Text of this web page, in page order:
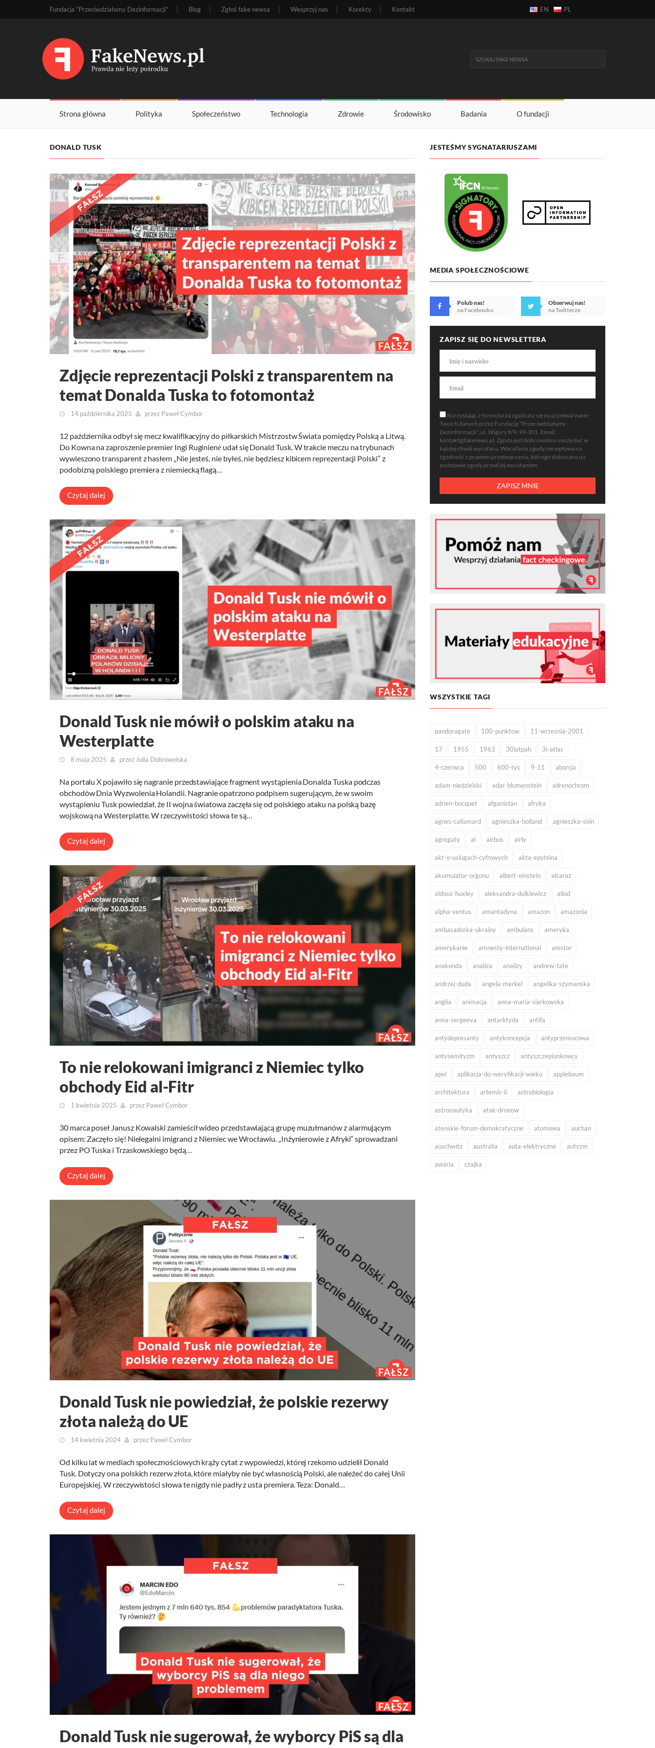
Fundacja “Przeciwdziałamy Dezinformacji” Blog Zgłoś fake newsa Wesprzyj nas Korekty Kontakt EN PL
Strona główna Polityka Społeczeństwo Technologia Zdrowie Środowisko Badania O fundacji
DONALD TUSK
FAŁSZ
Zdjęcie reprezentacji Polski z transparentem na
temat Donalda Tuska to fotomontaż
14 października 2025 przez Paweł Cymbor
12 października odbył się mecz kwalifikacyjny do piłkarskich Mistrzostw Świata pomiędzy Polską a Litwą.
Do Kowna na zaproszenie premier Ingi Ruginienė udał się Donald Tusk. W trakcie meczu na trybunach
wywieszono transparent z hasłem „Nie jesteś, nie byłeś, nie będziesz kibicem reprezentacji Polski” z
podobizną polskiego premiera z niemiecką flagą…
Czytaj dalej
FAŁSZ
Donald Tusk nie mówił o polskim ataku na
Westerplatte
8 maja 2025 przez Julia Dobrowolska
Na portalu X pojawiło się nagranie przedstawiające fragment wystąpienia Donalda Tuska podczas
obchodów Dnia Wyzwolenia Holandii. Nagranie opatrzono podpisem sugerującym, że w swoim
wystąpieniu Tusk powiedział, że II wojna światowa zaczęła się od polskiego ataku na polską bazę
wojskową na Westerplatte. W rzeczywistości słowa te są…
Czytaj dalej
FAŁSZ
To nie relokowani imigranci z Niemiec tylko
obchody Eid al-Fitr
1 kwietnia 2025 przez Paweł Cymbor
30 marca poseł Janusz Kowalski zamieścił wideo przedstawiającą grupę muzułmanów z alarmującym
opisem: Zaczęło się! Nielegalni imigranci z Niemiec we Wrocławiu. „Inżynierowie z Afryki” sprowadzani
przez PO Tuska i Trzaskowskiego będą…
Czytaj dalej
FAŁSZ
Donald Tusk nie powiedział, że polskie rezerwy
złota należą do UE
14 kwietnia 2024 przez Paweł Cymbor
Od kilku lat w mediach społecznościowych krąży cytat z wypowiedzi, której rzekomo udzielił Donald
Tusk. Dotyczy ona polskich rezerw złota, które miałyby nie być własnością Polski, ale należeć do całej Unii
Europejskiej. W rzeczywistości słowa te nigdy nie padły z usta premiera. Teza: Donald…
Czytaj dalej
FAŁSZ
Donald Tusk nie sugerował, że wyborcy PiS są dla
JESTEŚMY SYGNATARIUSZAMI
MEDIA SPOŁECZNOŚCIOWE
Polub nas!
na Facebooku
Obserwuj nas!
na Twitterze
ZAPISZ SIĘ DO NEWSLETTERA
Korzystając z formularza zgadzasz się na przetwarzanie
Twoich danych przez Fundację "Przeciwdziałamy
Dezinformacji", ul. Wigury 8/9, 90-301. Email:
kontakt@fakenews.pl. Zgoda jest dobrowolna i może być w
każdej chwili wycofana. Wycofanie zgody nie wpływa na
zgodność z prawem przetwarzania, którego dokonano na
podstawie zgody przed jej wycofaniem.
WSZYSTKIE TAGI
pandoragate 100-punktow 11-wrzesnia-2001
17 1955 1963 30latpah 3i-atlas
4-czerwca 500 600-tys 9-11 aborcja
adam-niedzielski adar-blumenstein adrenochrom
adrien-bocquet afganistan afryka
agnes-callamard agnieszka-holland agnieszka-soin
agregaty ai airbus airly
akt-o-uslugach-cyfrowych akta-epsteina
akumulator-orgonu albert-einstein alcaraz
aldous-huxley aleksandra-dulkiewicz allod
alpha-ventus amantadyna amazon amazonia
ambasadorka-ukrainy ambulans ameryka
amerykanie amnesty-international amstor
anakonda analiza analizy andrew-tate
andrzej-duda angela-merkel angelika-szymanska
anglia animacja anna-maria-siarkowska
anna-sergeeva antarktyda antifa
antydepresanty antykoncepcja antyprzemocowa
antysemityzm antyszcz antyszczepionkowcy
apel aplikacja-do-weryfikacji-wieku applebaum
architektura artemis-ii astrobiologia
astronautyka atak-dronow
atenskie-forum-demokratyczne atomowa auchan
auschwitz australia auta-elektryczne autyzm
awaria czajka